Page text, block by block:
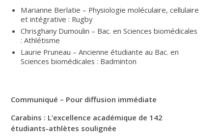
Marianne Berlatie – Physiologie moléculaire, cellulaire
et intégrative : Rugby
Chrisghany Dumoulin – Bac. en Sciences biomédicales
: Athlétisme
Laurie Pruneau – Ancienne étudiante au Bac. en
Sciences biomédicales : Badminton
Communiqué – Pour diffusion immédiate
Carabins : L’excellence académique de 142
étudiants-athlètes soulignée